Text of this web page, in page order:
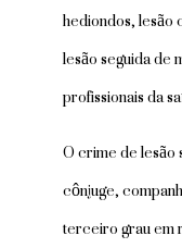
hediondos,
lesão seguida
profissionais da
O crime de
cônjuge,
terceiro grau em